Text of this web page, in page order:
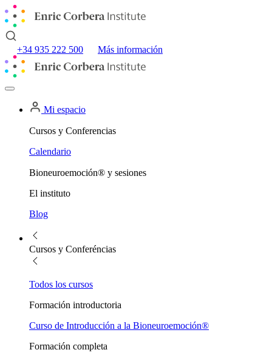
+34 935 222 500 Más información
Mi espacio
Cursos y Conferencias
Calendario
Bioneuroemoción® y sesiones
El instituto
Blog
Cursos y Conferéncias
Todos los cursos
Formación introductoria
Curso de Introducción a la Bioneuroemoción®
Formación completa